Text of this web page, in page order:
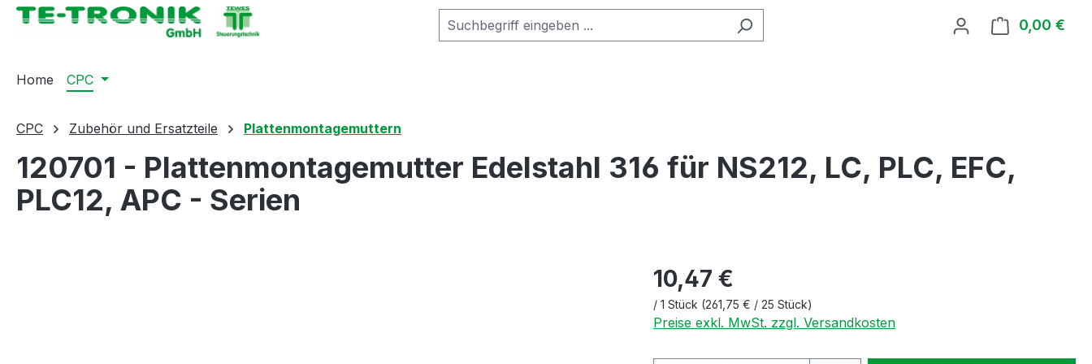
Zur Hauptnavigation springen 0,00 €
Home CPC
CPC Zubehör und Ersatzteile Plattenmontagemuttern
120701 - Plattenmontagemutter Edelstahl 316 für NS212, LC, PLC, EFC,
PLC12, APC - Serien
10,47 €
/ 1 Stück (261,75 € / 25 Stück)
Preise exkl. MwSt. zzgl. Versandkosten